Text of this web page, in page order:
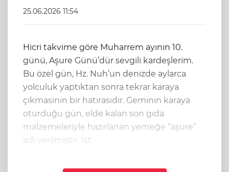
25.06.2026 11:54
Hicri takvime göre Muharrem ayının 10.
günü, Aşure Günü’dür sevgili kardeşlerim.
Bu özel gün, Hz. Nuh’un denizde aylarca
yolculuk yaptıktan sonra tekrar karaya
çıkmasının bir hatırasıdır. Geminin karaya
oturduğu gün, elde kalan son gıda
malzemeleriyle hazırlanan yemeğe “aşure”
adı verilmiştir. İşt